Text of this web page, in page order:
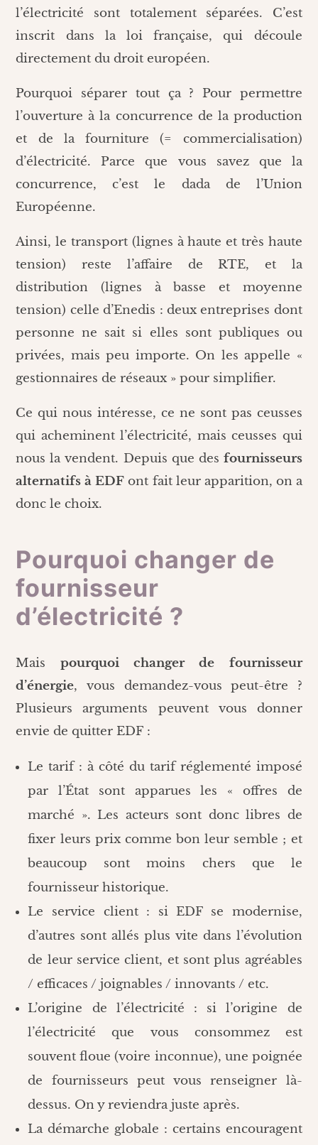
l’électricité sont totalement séparées. C’est
inscrit dans la loi française, qui découle
directement du droit européen.
Pourquoi séparer tout ça ? Pour permettre
l’ouverture à la concurrence de la production
et de la fourniture (= commercialisation)
d’électricité. Parce que vous savez que la
concurrence, c’est le dada de l’Union
Européenne.
Ainsi, le transport (lignes à haute et très haute
tension) reste l’affaire de RTE, et la
distribution (lignes à basse et moyenne
tension) celle d’Enedis : deux entreprises dont
personne ne sait si elles sont publiques ou
privées, mais peu importe. On les appelle «
gestionnaires de réseaux » pour simplifier.
Ce qui nous intéresse, ce ne sont pas ceusses
qui acheminent l’électricité, mais ceusses qui
nous la vendent. Depuis que des fournisseurs
alternatifs à EDF ont fait leur apparition, on a
donc le choix.
Pourquoi changer de
fournisseur
d’électricité ?
Mais pourquoi changer de fournisseur
d’énergie, vous demandez-vous peut-être ?
Plusieurs arguments peuvent vous donner
envie de quitter EDF :
Le tarif : à côté du tarif réglementé imposé
par l’État sont apparues les « offres de
marché ». Les acteurs sont donc libres de
fixer leurs prix comme bon leur semble ; et
beaucoup sont moins chers que le
fournisseur historique.
Le service client : si EDF se modernise,
d’autres sont allés plus vite dans l’évolution
de leur service client, et sont plus agréables
/ efficaces / joignables / innovants / etc.
L’origine de l’électricité : si l’origine de
l’électricité que vous consommez est
souvent floue (voire inconnue), une poignée
de fournisseurs peut vous renseigner là-
dessus. On y reviendra juste après.
La démarche globale : certains encouragent